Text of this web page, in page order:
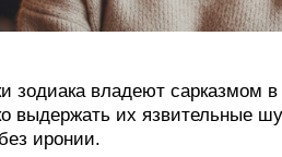
зодиака владеют
выдержать их язвительные
иронии.